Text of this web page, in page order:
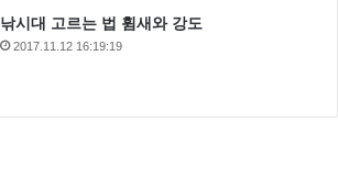
낚시대 고르는 법 휨새와 강도
2017.11.12 16:19:19